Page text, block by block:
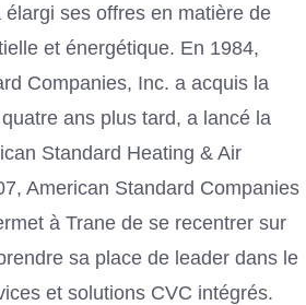
ses offres en matière de
et énergétique. En 1984,
Companies, Inc. a acquis la
ans plus tard, a lancé la
Standard Heating & Air
American Standard Companies
à Trane de se recentrer sur
sa place de leader dans le
et solutions CVC intégrés.